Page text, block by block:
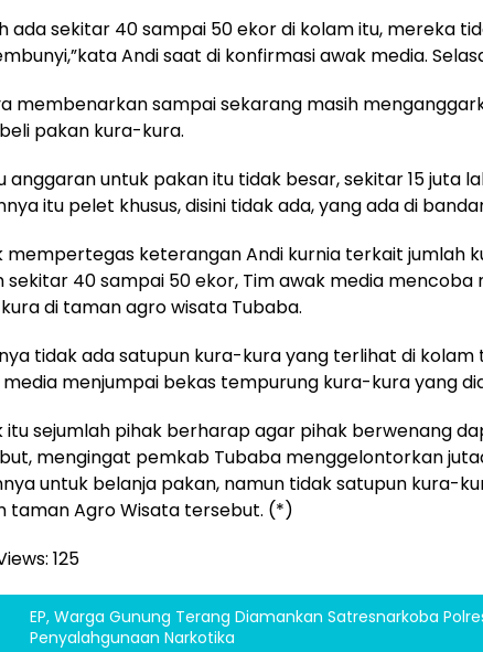
ada sekitar 40 sampai 50 ekor di kolam itu, mereka
Andi saat di konfirmasi awak media.
membenarkan sampai sekarang masih
pakan kura-kura.
anggaran untuk pakan itu tidak besar, sekitar 15 juta
itu pelet khusus, disini tidak ada, yang ada di
mempertegas keterangan Andi kurnia terkait jumlah
sekitar 40 sampai 50 ekor, Tim awak media
di taman agro wisata Tubaba.
tidak ada satupun kura-kura yang terlihat di kolam
menjumpai bekas tempurung kura-kura yang
itu sejumlah pihak berharap agar pihak berwenang
mengingat pemkab Tubaba menggelontorkan
untuk belanja pakan, namun tidak satupun kura-
taman Agro Wisata tersebut. (*)
125
EP, Warga Gunung Terang Diamankan Satresnarkoba
Penyalahgunaan Narkotika